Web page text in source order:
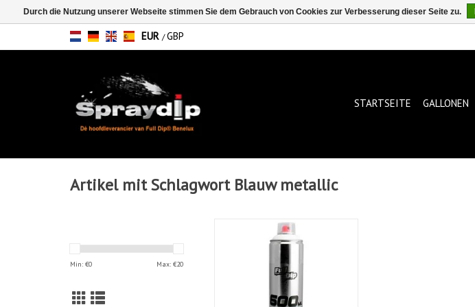
EUR /GBP
STARTSEITE GALLONEN
Artikel mit Schlagwort Blauw metallic
Min: €0 Max: €20
FullDip Blau Metallic 600ml
ZUM WARENKORB HINZUFÜGEN
Durch die Nutzung unserer Webseite stimmen Sie dem Gebrauch von Cookies zur Verbesserung dieser Seite zu.